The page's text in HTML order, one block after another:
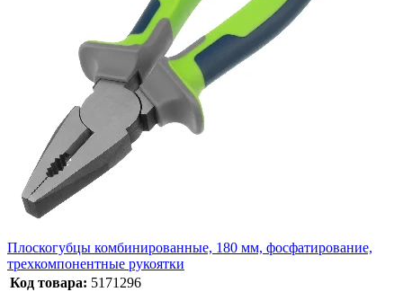
Плоскогубцы комбинированные, 180 мм, фосфатирование,
трехкомпонентные рукоятки
Код товара: 5171296